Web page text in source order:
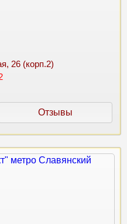
26 (корп.2)
Отзывы